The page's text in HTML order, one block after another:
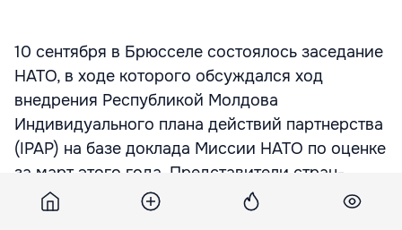
10 сентября в Брюсселе состоялось заседание
НАТО, в ходе которого обсуждался ход
внедрения Республикой Молдова
Индивидуального плана действий партнерства
(IPAP) на базе доклада Миссии НАТО по оценке
за март этого года. Представители стран-
членов Североатлантического альянса